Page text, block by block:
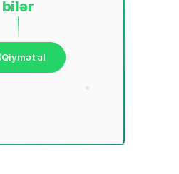
bilər
Qiymət al